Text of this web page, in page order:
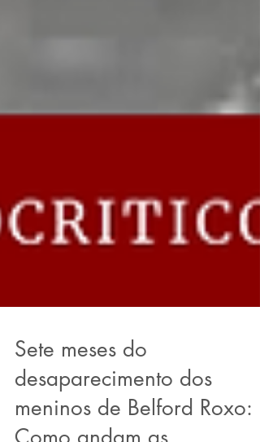
Sete meses do
desaparecimento dos